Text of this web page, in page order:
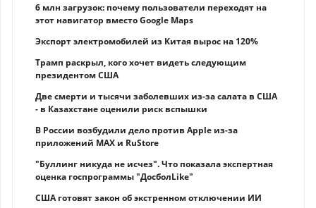
6 млн загрузок: почему пользователи переходят на
этот навигатор вместо Google Maps
Экспорт электромобилей из Китая вырос на 120%
Трамп раскрыл, кого хочет видеть следующим
президентом США
Две смерти и тысячи заболевших из-за салата в США
- в Казахстане оценили риск вспышки
В России возбудили дело против Apple из-за
приложений MAX и RuStore
"Буллинг никуда не исчез". Что показала экспертная
оценка госпрограммы "ДосболLike"
США готовят закон об экстренном отключении ИИ